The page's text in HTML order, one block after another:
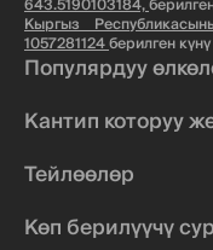
643.5190103184,
Кыргыз
1057281124берилген
Популярдуу
Кантип которуу
Тейлөөлөр
Көп берилүүчү